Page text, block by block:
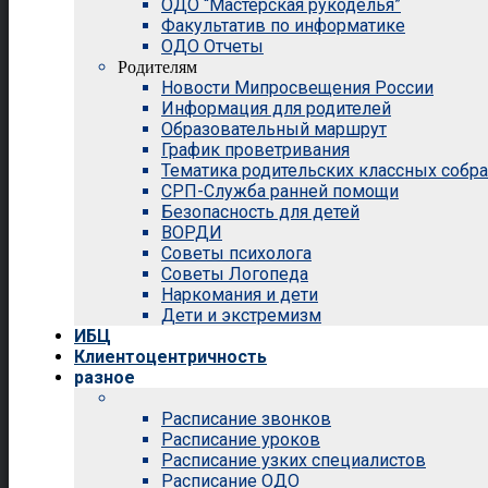
ОДО “Мастерская рукоделья”
Факультатив по информатике
ОДО Отчеты
Родителям
Новости Мипросвещения России
Информация для родителей
Образовательный маршрут
График проветривания
Тематика родительских классных
СРП-Служба ранней помощи
Безопасность для детей
ВОРДИ
Советы психолога
Советы Логопеда
Наркомания и дети
Дети и экстремизм
ИБЦ
Клиентоцентричность
разное
Расписание звонков
Расписание уроков
Расписание узких специалистов
Расписание ОДО